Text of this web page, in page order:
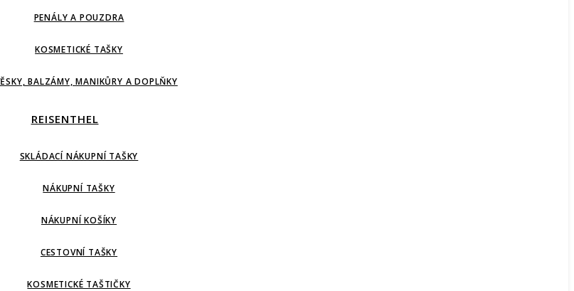
PENÁLY A POUZDRA
KOSMETICKÉ TAŠKY
BALZÁMY, MANIKŮRY A DOPLŇKY
REISENTHEL
SKLÁDACÍ NÁKUPNÍ TAŠKY
NÁKUPNÍ TAŠKY
NÁKUPNÍ KOŠÍKY
CESTOVNÍ TAŠKY
KOSMETICKÉ TAŠTIČKY